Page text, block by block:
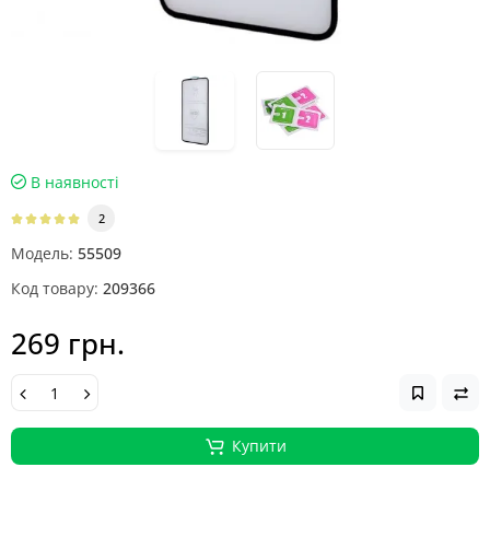
В наявності
2
Модель: 55509
Код товару: 209366
269 грн.
Купити